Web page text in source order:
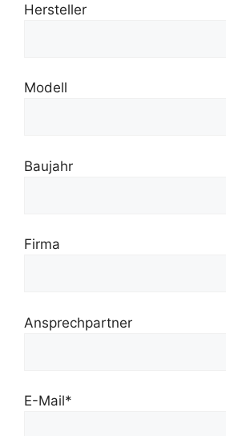
Hersteller
Modell
Baujahr
Firma
Ansprechpartner
E-Mail*